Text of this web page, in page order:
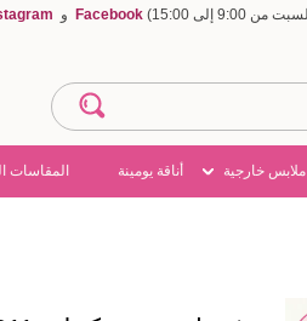
Facebook و
ملابس خارجية أناقة يومينة المقاسات